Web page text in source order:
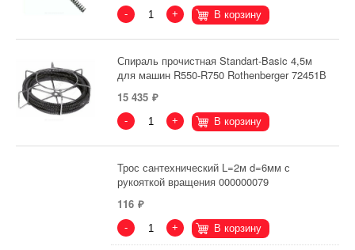
- + В корзину
Спираль прочистная Standart-Basic 4,5м
для машин R550-R750 Rothenberger 72451В
15 435
- + В корзину
Трос сантехнический L=2м d=6мм с
рукояткой вращения 000000079
116
- + В корзину